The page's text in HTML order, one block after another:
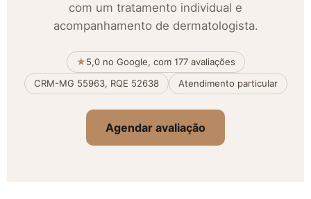
com um tratamento individual e
acompanhamento de dermatologista.
★5,0 no Google, com 177 avaliações
CRM-MG 55963, RQE 52638
Atendimento particular
Agendar avaliação